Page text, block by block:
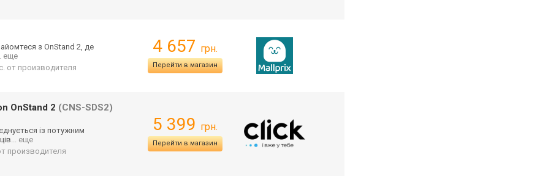
з OnStand 2, де
еще
от производителя
4 657 грн.
Перейти в магазин
OnStand 2 (CNS-SDS2)
із потужним
... еще
производителя
5 399 грн.
Перейти в магазин